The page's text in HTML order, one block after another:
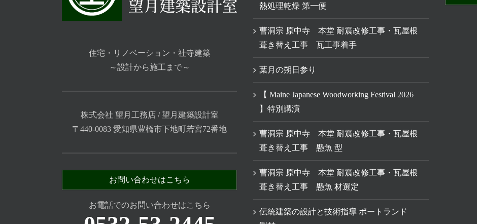
住宅・リノベーション・社寺建築
～設計から施工まで～
株式会社 望月工務店 / 望月建築設計室
〒440-0083 愛知県豊橋市下地町若宮72番地
お問い合わせはこちら
お電話でのお問い合わせはこちら
熱処理乾燥 第一便
曹洞宗 原中寺 本堂 耐震改修工事・瓦屋根
葺き替え工事 瓦工事着手
葉月の朔日参り
【 Maine Japanese Woodworking Festival 2026
】特別講演
曹洞宗 原中寺 本堂 耐震改修工事・瓦屋根
葺き替え工事 懸魚 型
曹洞宗 原中寺 本堂 耐震改修工事・瓦屋根
葺き替え工事 懸魚 材選定
伝統建築の設計と技術指導 ポートランド